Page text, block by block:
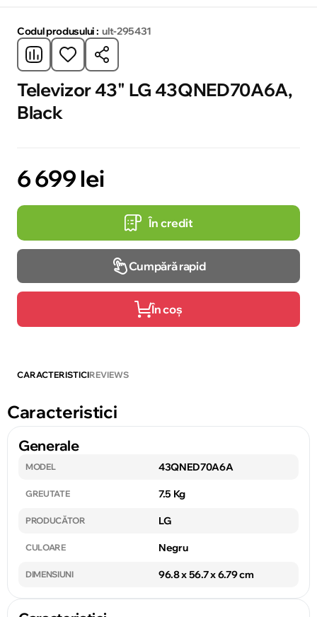
Codul produsului : ult-295431
Televizor 43" LG 43QNED70A6A,
Black
6 699 lei
În credit
Cumpără rapid
În coș
CARACTERISTICIREVIEWS
Caracteristici
Generale
MODEL 43QNED70A6A
GREUTATE 7.5 Kg
PRODUCĂTOR LG
CULOARE Negru
DIMENSIUNI 96.8 x 56.7 x 6.79 cm